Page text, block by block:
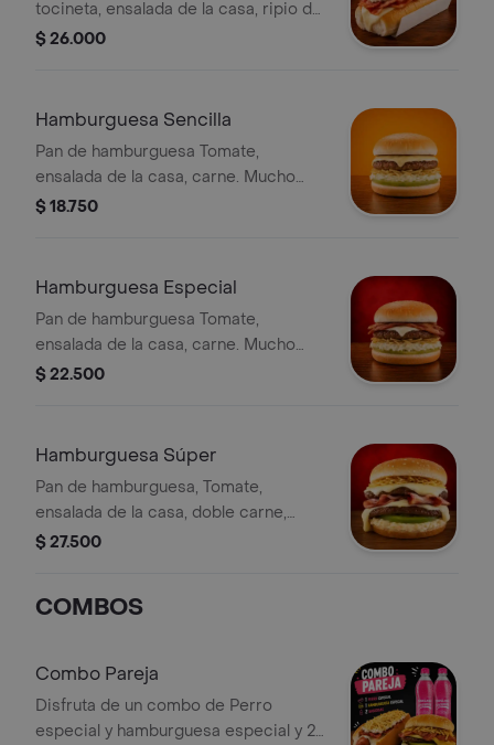
tocineta, ensalada de la casa, ripio de
papa. Salsas al gusto.
$ 26.000
Hamburguesa Sencilla
Pan de hamburguesa Tomate,
ensalada de la casa, carne. Mucho
queso, ripio de papa. Salsas al gusto
$ 18.750
Hamburguesa Especial
Pan de hamburguesa Tomate,
ensalada de la casa, carne. Mucho
queso, ripio de papa, tocineta y
$ 22.500
Hamburguesa Súper
Pan de hamburguesa, Tomate,
ensalada de la casa, doble carne,
doble queso, doble tocineta, ripio de
$ 27.500
COMBOS
Combo Pareja
Disfruta de un combo de Perro
especial y hamburguesa especial y 2